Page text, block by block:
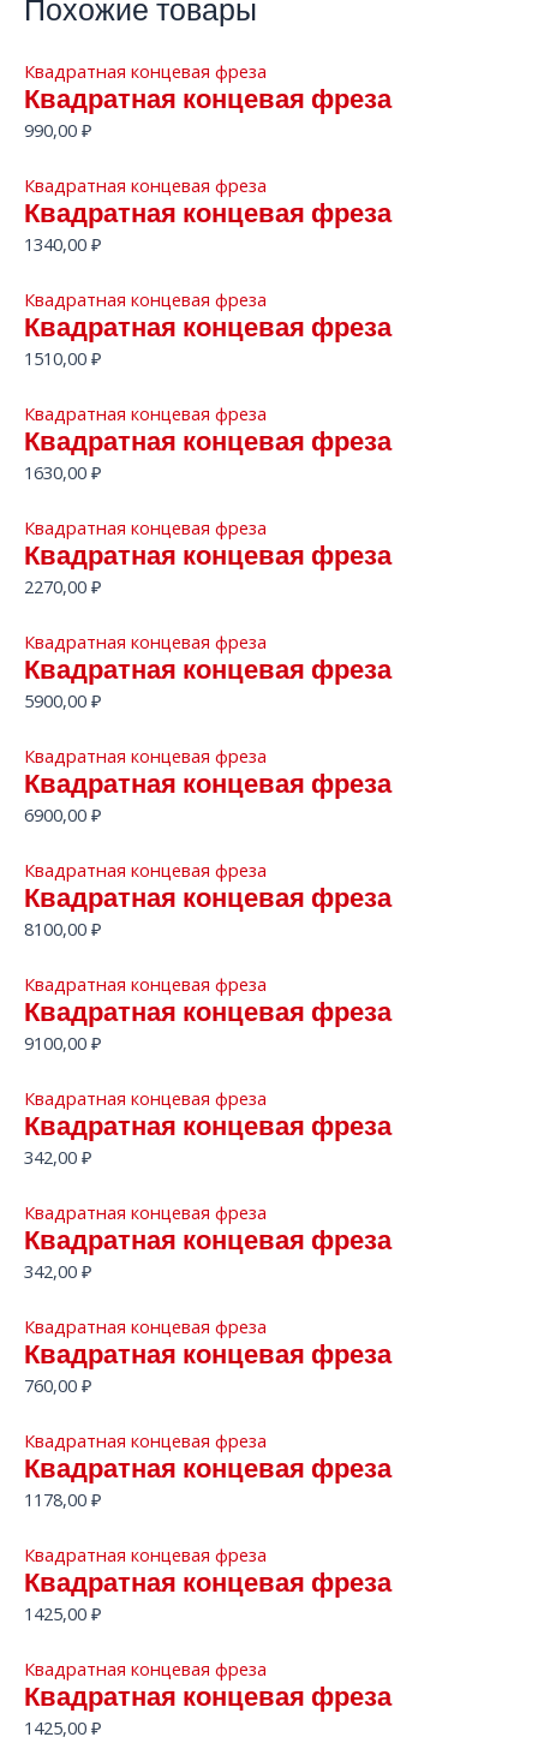
Похожие товары
Квадратная концевая фреза
Квадратная концевая фреза
990,00 ₽
Квадратная концевая фреза
Квадратная концевая фреза
1340,00 ₽
Квадратная концевая фреза
Квадратная концевая фреза
1510,00 ₽
Квадратная концевая фреза
Квадратная концевая фреза
1630,00 ₽
Квадратная концевая фреза
Квадратная концевая фреза
2270,00 ₽
Квадратная концевая фреза
Квадратная концевая фреза
5900,00 ₽
Квадратная концевая фреза
Квадратная концевая фреза
6900,00 ₽
Квадратная концевая фреза
Квадратная концевая фреза
8100,00 ₽
Квадратная концевая фреза
Квадратная концевая фреза
9100,00 ₽
Квадратная концевая фреза
Квадратная концевая фреза
342,00 ₽
Квадратная концевая фреза
Квадратная концевая фреза
342,00 ₽
Квадратная концевая фреза
Квадратная концевая фреза
760,00 ₽
Квадратная концевая фреза
Квадратная концевая фреза
1178,00 ₽
Квадратная концевая фреза
Квадратная концевая фреза
1425,00 ₽
Квадратная концевая фреза
Квадратная концевая фреза
1425,00 ₽